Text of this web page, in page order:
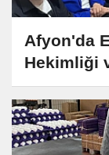
Afyon'da
Hekimliği